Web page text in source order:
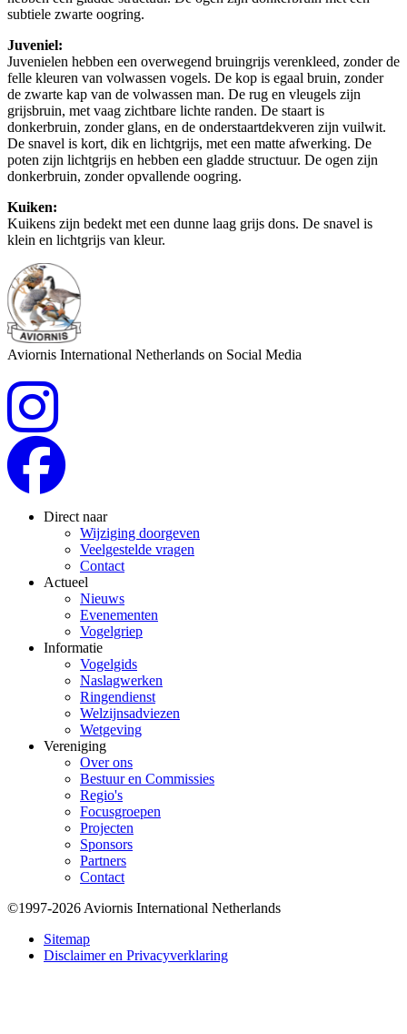
subtiele zwarte oogring.
Juveniel:
Juvenielen hebben een overwegend bruingrijs verenkleed, zonder de
felle kleuren van volwassen vogels. De kop is egaal bruin, zonder
de zwarte kap van de volwassen man. De rug en vleugels zijn
grijsbruin, met vaag zichtbare lichte randen. De staart is
donkerbruin, zonder glans, en de onderstaartdekveren zijn vuilwit.
De snavel is kort, dik en lichtgrijs, met een matte afwerking. De
poten zijn lichtgrijs en hebben een gladde structuur. De ogen zijn
donkerbruin, zonder opvallende oogring.
Kuiken:
Kuikens zijn bedekt met een dunne laag grijs dons. De snavel is
klein en lichtgrijs van kleur.
Aviornis International Netherlands on Social Media
Direct naar
Wijziging doorgeven
Veelgestelde vragen
Contact
Actueel
Nieuws
Evenementen
Vogelgriep
Informatie
Vogelgids
Naslagwerken
Ringendienst
Welzijnsadviezen
Wetgeving
Vereniging
Over ons
Bestuur en Commissies
Regio's
Focusgroepen
Projecten
Sponsors
Partners
Contact
Bottom
©1997-2026 Aviornis International Netherlands
Sitemap
Disclaimer en Privacyverklaring